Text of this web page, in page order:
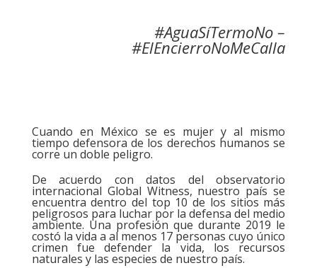
#AguaSíTermoNo –
#ElEncierroNoMeCalla
Cuando en México se es mujer y al mismo
tiempo defensora de los derechos humanos se
corre un doble peligro.
De acuerdo con datos del observatorio
internacional Global Witness, nuestro país se
encuentra dentro del top 10 de los sitios más
peligrosos para luchar por la defensa del medio
ambiente. Una profesión que durante 2019 le
costó la vida a al menos 17 personas cuyo único
crimen fue defender la vida, los recursos
naturales y las especies de nuestro país.